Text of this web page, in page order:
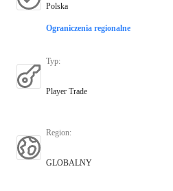
Polska
Ograniczenia regionalne
Typ:
Player Trade
Region:
GLOBALNY